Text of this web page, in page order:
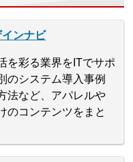
ンナビ
を彩る業界をITでサポ
のシステム導入事例
法など、アパレルや
のコンテンツをまと